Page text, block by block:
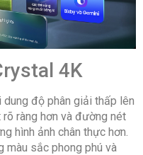
4K
dung độ phân giải thấp lên
rõ ràng hơn và đường nét
hình ảnh chân thực hơn.
sắc phong phú và